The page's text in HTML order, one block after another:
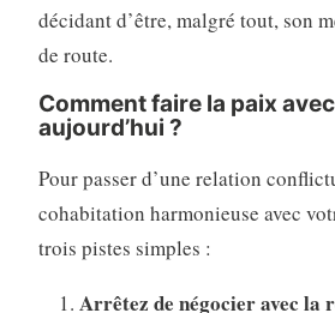
décidant d’être, malgré tout, son
de route.
Comment faire la paix
aujourd’hui ?
Pour passer d’une relation
cohabitation harmonieuse avec
trois pistes simples :
Arrêtez de négocier avec la